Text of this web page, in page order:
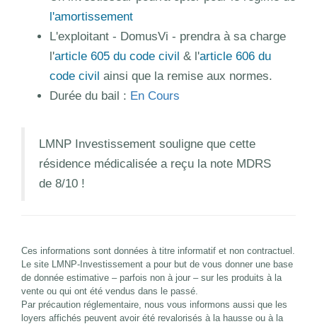
l'amortissement
L'exploitant - DomusVi - prendra à sa charge
l'article 605 du code civil & l'article 606 du
code civil ainsi que la remise aux normes.
Durée du bail : En Cours
LMNP Investissement souligne que cette
résidence médicalisée a reçu la note MDRS
de 8/10 !
Ces informations sont données à titre informatif et non contractuel.
Le site LMNP-Investissement a pour but de vous donner une base
de donnée estimative – parfois non à jour – sur les produits à la
vente ou qui ont été vendus dans le passé.
Par précaution réglementaire, nous vous informons aussi que les
loyers affichés peuvent avoir été revalorisés à la hausse ou à la